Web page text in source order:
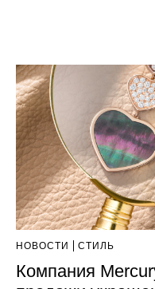
НОВОСТИ СТИЛЬ
Компания